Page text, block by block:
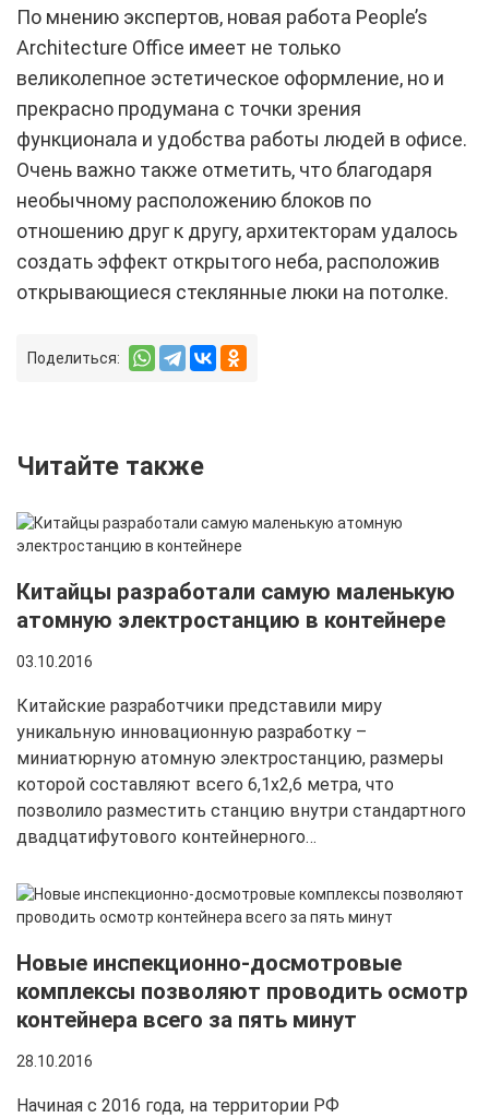
По мнению экспертов, новая работа People’s
Architecture Office имеет не только
великолепное эстетическое оформление, но и
прекрасно продумана с точки зрения
функционала и удобства работы людей в офисе.
Очень важно также отметить, что благодаря
необычному расположению блоков по
отношению друг к другу, архитекторам удалось
создать эффект открытого неба, расположив
открывающиеся стеклянные люки на потолке.
Поделиться:
Читайте также
Китайцы разработали самую маленькую
атомную электростанцию в контейнере
03.10.2016
Китайские разработчики представили миру
уникальную инновационную разработку –
миниатюрную атомную электростанцию, размеры
которой составляют всего 6,1х2,6 метра, что
позволило разместить станцию внутри стандартного
двадцатифутового контейнерного…
Новые инспекционно-досмотровые
комплексы позволяют проводить осмотр
контейнера всего за пять минут
28.10.2016
Начиная с 2016 года, на территории РФ